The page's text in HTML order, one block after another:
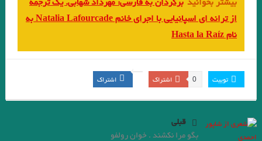
بیشتر بخوانید برگردان به فارسی: مهرداد شهابی. یک ترجمه
از ترانه ای اسپانیایی با اجرای خانم Natalia Lafourcade به
نام Hasta la Raíz
توییت اشتراک 0 اشتراک
قبلی
بگو مرا نکشند . خوان رولفو